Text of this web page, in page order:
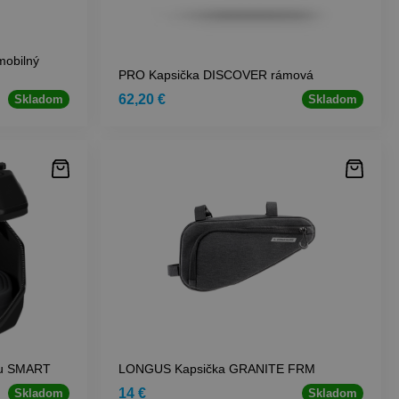
Skladom
PRO Kapsička DISCOVER rámová
62,20 € Skladom
SMART
Skladom
LONGUS Kapsička GRANITE FRM
14 € Skladom